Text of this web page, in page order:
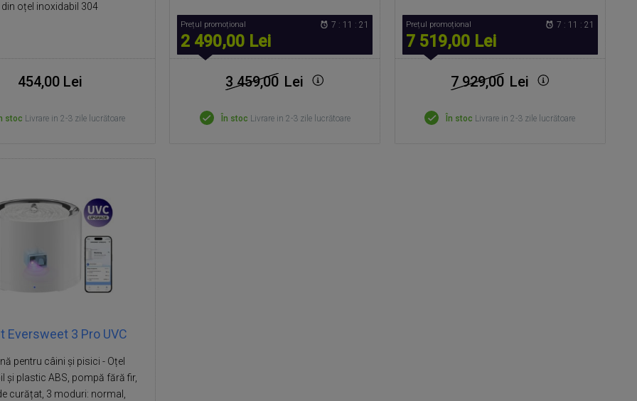
din oțel inoxidabil 304
454,00 Lei
stoc Livrare in 2-3 zile lucrătoare
Prețul promoțional
2 490,00 Lei
7 : 11 : 20
3 459,00 Lei
În stoc Livrare in 2-3 zile lucrătoare
Prețul promoțional
7 519,00 Lei
7 : 11 : 20
7 929,00 Lei
În stoc Livrare in 2-3 zile lucrătoare
Eversweet 3 Pro UVC
pentru câini și pisici - Oțel
și plastic ABS, pompă fără fir,
curățat, 3 moduri: normal,